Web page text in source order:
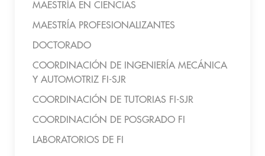
MAESTRÍA EN CIENCIAS
MAESTRÍA PROFESIONALIZANTES
DOCTORADO
COORDINACIÓN DE INGENIERÍA MECÁNICA
Y AUTOMOTRIZ FI-SJR
COORDINACIÓN DE TUTORIAS FI-SJR
COORDINACIÓN DE POSGRADO FI
LABORATORIOS DE FI